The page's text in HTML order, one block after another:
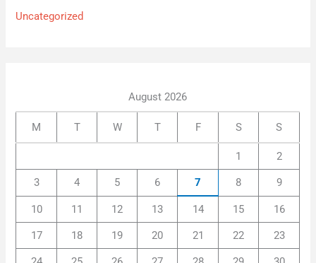
Uncategorized
August 2026
M T W T F S S
1 2
3 4 5 6 7 8 9
10 11 12 13 14 15 16
17 18 19 20 21 22 23